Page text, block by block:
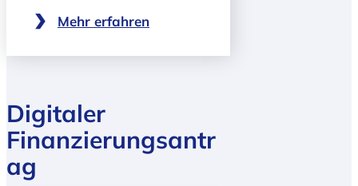
Mehr erfahren
Digitaler
Finanzierungsantr
ag